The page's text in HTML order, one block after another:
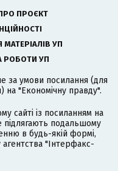
ПРОЄКТ
УП
РОБОТИ УП
за умови посилання (для
на "Економічну правду".
сайті із посиланням на
підлягають подальшому
в будь-якій формі,
"Інтерфакс-